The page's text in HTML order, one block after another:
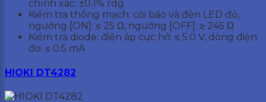
chính xác: ±0.1% rdg.
Kiểm tra thông mạch: còi báo và đèn LED đỏ,
ngưỡng [ON]: ≤ 25 Ω, ngưỡng [OFF]: ≥ 245 Ω
Kiểm tra diode: điện áp cực hở: ≤ 5.0 V, dòng điện
đo: ≤ 0.5 mA
HIOKI DT4282